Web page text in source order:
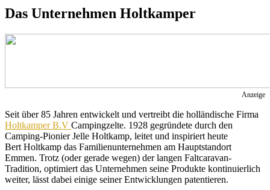
Das Unternehmen Holtkamper
Anzeige
Seit über 85 Jahren entwickelt und vertreibt die holländische Firma
Holtkamper B.V Campingzelte. 1928 gegründete durch den
Camping-Pionier Jelle Holtkamp, leitet und inspiriert heute
Bert Holtkamp das Familienunternehmen am Hauptstandort
Emmen. Trotz (oder gerade wegen) der langen Faltcaravan-
Tradition, optimiert das Unternehmen seine Produkte kontinuierlich
weiter, lässt dabei einige seiner Entwicklungen patentieren.